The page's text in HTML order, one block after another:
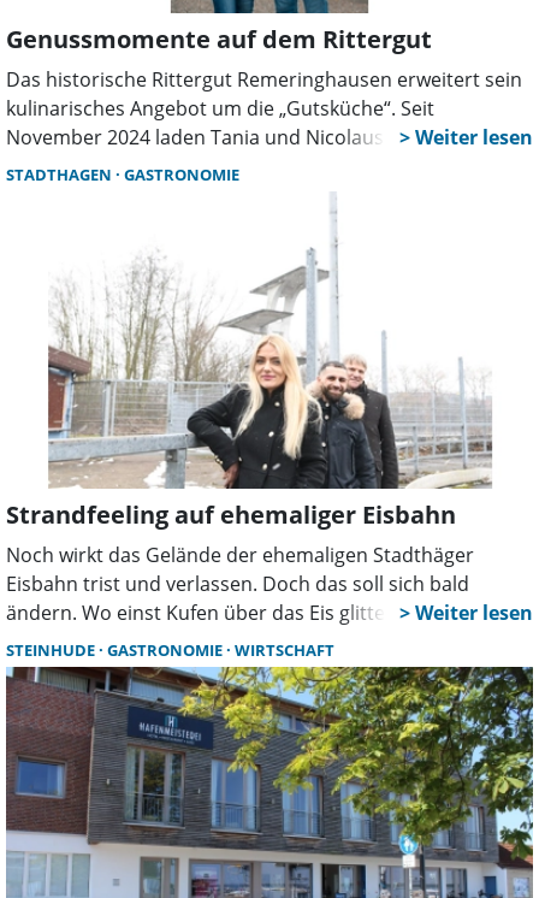
Genussmomente auf dem Rittergut
Das historische Rittergut Remeringhausen erweitert sein
kulinarisches Angebot um die „Gutsküche“. Seit
November 2024 laden Tania und Nicolaus von Schöning
regelmäßig zu kulinarischen Erlebnissen ein, mit dem Ziel
Tradition, Qualität und kreative Küche zu vereinen.
STADTHAGEN GASTRONOMIE
Strandfeeling auf ehemaliger Eisbahn
Noch wirkt das Gelände der ehemaligen Stadthäger
Eisbahn trist und verlassen. Doch das soll sich bald
ändern. Wo einst Kufen über das Eis glitten, soll künftig
Sand unter den Füßen knirschen: Der Unternehmer
Gemgin Duygu plant gemeinsam mit seinem
Geschäftspartner Diyokes Hüseyinoglu ein ambitioniertes
Projekt – den „Stadthafen“.
STEINHUDE GASTRONOMIE WIRTSCHAFT